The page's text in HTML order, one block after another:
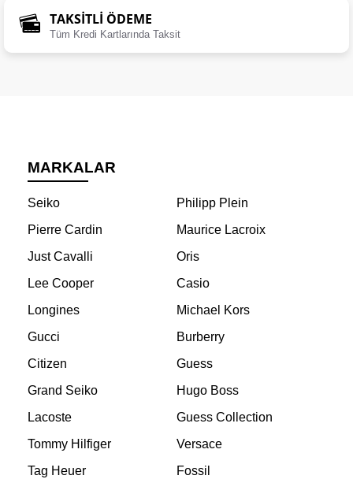
TAKSİTLİ ÖDEME
Tüm Kredi Kartlarında Taksit
MARKALAR
Seiko
Philipp Plein
Pierre Cardin
Maurice Lacroix
Just Cavalli
Oris
Lee Cooper
Casio
Longines
Michael Kors
Gucci
Burberry
Citizen
Guess
Grand Seiko
Hugo Boss
Lacoste
Guess Collection
Tommy Hilfiger
Versace
Tag Heuer
Fossil